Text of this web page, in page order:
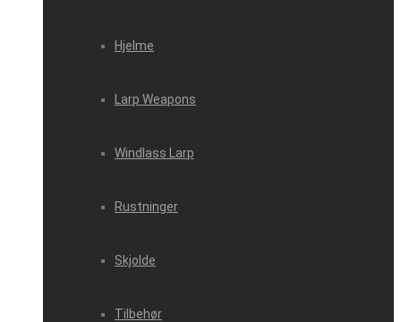
Hjelme
Larp Weapons
Windlass Larp
Rustninger
Skjolde
Tilbehør